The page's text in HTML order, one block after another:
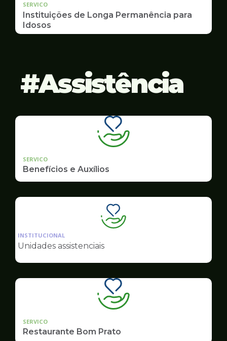
SERVICO
Instituições de Longa Permanência para
Idosos
Assistência
SERVICO
Benefícios e Auxílios
Ilustração
da
Assistência
INSTITUCIONAL
Unidades assistenciais
SERVICO
Restaurante Bom Prato